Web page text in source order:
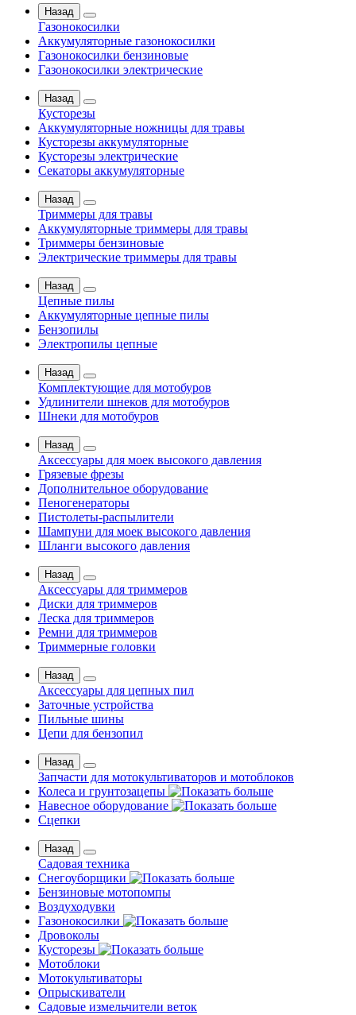
Назад
Газонокосилки
Аккумуляторные газонокосилки
Газонокосилки бензиновые
Газонокосилки электрические
Назад
Кусторезы
Аккумуляторные ножницы для травы
Кусторезы аккумуляторные
Кусторезы электрические
Секаторы аккумуляторные
Назад
Триммеры для травы
Аккумуляторные триммеры для травы
Триммеры бензиновые
Электрические триммеры для травы
Назад
Цепные пилы
Аккумуляторные цепные пилы
Бензопилы
Электропилы цепные
Назад
Комплектующие для мотобуров
Удлинители шнеков для мотобуров
Шнеки для мотобуров
Назад
Аксессуары для моек высокого давления
Грязевые фрезы
Дополнительное оборудование
Пеногенераторы
Пистолеты-распылители
Шампуни для моек высокого давления
Шланги высокого давления
Назад
Аксессуары для триммеров
Диски для триммеров
Леска для триммеров
Ремни для триммеров
Триммерные головки
Назад
Аксессуары для цепных пил
Заточные устройства
Пильные шины
Цепи для бензопил
Назад
Запчасти для мотокультиваторов и мотоблоков
Колеса и грунтозацепы
Навесное оборудование
Сцепки
Назад
Садовая техника
Снегоуборщики
Бензиновые мотопомпы
Воздуходувки
Газонокосилки
Дровоколы
Кусторезы
Мотоблоки
Мотокультиваторы
Опрыскиватели
Садовые измельчители веток